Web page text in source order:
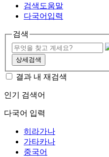
검색도움말
다국어입력
검색
상세검색
결과 내 재검색
인기 검색어
다국어 입력
히라가나
가타카나
중국어